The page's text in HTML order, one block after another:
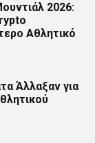
2026:
Αθλητικό
Άλλαξαν για